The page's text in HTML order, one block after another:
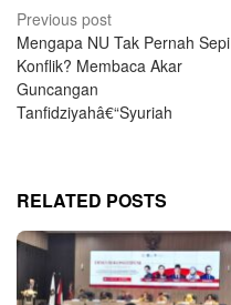
Post
navigation
Previous post
Mengapa NU Tak Pernah Sepi
Konflik? Membaca Akar
Guncangan
Tanfidziyahâ€“Syuriah
RELATED POSTS